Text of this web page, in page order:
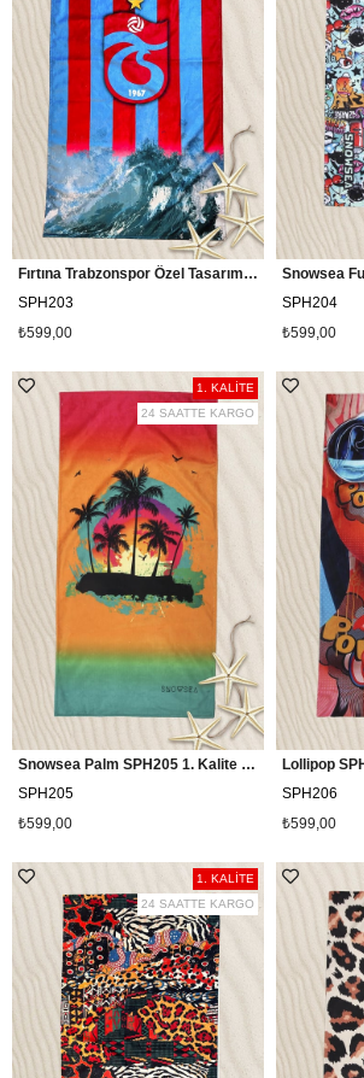
Fırtına Trabzonspor Özel Tasarım 1. Kalite Plaj Havusu
SPH203
₺599,00
SPH204
₺599,00
Snowsea Palm SPH205 1. Kalite Plaj Havlusu
SPH205
₺599,00
1. KALİTE
24 SAATTE KARGO
SPH206
₺599,00
1. KALİTE
24 SAATTE KARGO